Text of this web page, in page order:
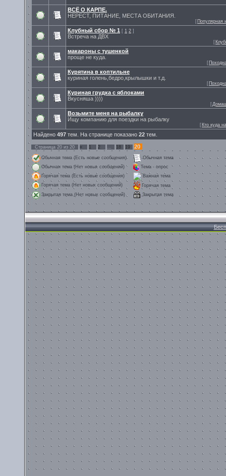
ВСЁ О КАРПЕ.
НЕРЕСТ, ПИТАНИЕ, МЕСТА ОБИТАНИЯ.
[ Популярная
Клубный сбор № 1 [ 1 2 ]
Встреча на ДВХ
[
макароны с тушенкой
проще не куда.
[
Курятина в коптильне
куриная голень,бедро,крылышки и т.д.
[
Куриная грудка с яблоками
Вкусняша ))))
[
Возьмите меня на рыбалку
Ищу компанию для поездки на рыбалку
[ Кто куда
Найдено 497 тем. На странице показано 22 тем.
Страница 20 из 20 « 1 2 … 18 19 20
Обычная тема (Есть новые сообщения)
Обычная тема
Обычная тема (Нет новых сообщений)
Тема - опрос
Горячая тема (Есть новые сообщения)
Важная тема
Горячая тема (Нет новых сообщений)
Горячая тема
Закрытая тема (Нет новых сообщений)
Закрытая тема